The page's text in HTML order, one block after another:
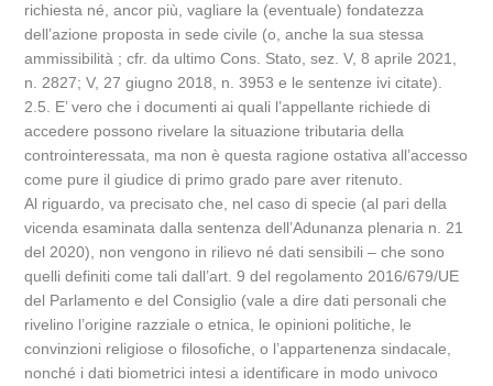
richiesta né, ancor più, vagliare la (eventuale) fondatezza
dell’azione proposta in sede civile (o, anche la sua stessa
ammissibilità ; cfr. da ultimo Cons. Stato, sez. V, 8 aprile 2021,
n. 2827; V, 27 giugno 2018, n. 3953 e le sentenze ivi citate).
2.5. E’ vero che i documenti ai quali l’appellante richiede di
accedere possono rivelare la situazione tributaria della
controinteressata, ma non è questa ragione ostativa all’accesso
come pure il giudice di primo grado pare aver ritenuto.
Al riguardo, va precisato che, nel caso di specie (al pari della
vicenda esaminata dalla sentenza dell’Adunanza plenaria n. 21
del 2020), non vengono in rilievo né dati sensibili – che sono
quelli definiti come tali dall’art. 9 del regolamento 2016/679/UE
del Parlamento e del Consiglio (vale a dire dati personali che
rivelino l’origine razziale o etnica, le opinioni politiche, le
convinzioni religiose o filosofiche, o l’appartenenza sindacale,
nonché i dati biometrici intesi a identificare in modo univoco